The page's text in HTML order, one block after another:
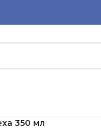
350 мл